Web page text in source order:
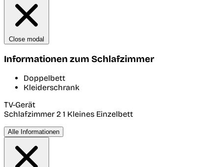
Close modal
Informationen zum Schlafzimmer
Doppelbett
Kleiderschrank
TV-Gerät
Schlafzimmer 2 1 Kleines Einzelbett
Alle Informationen